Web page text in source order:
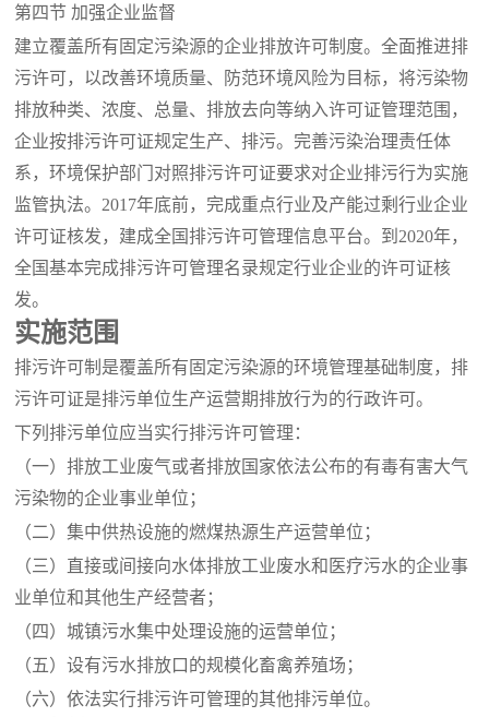
第四节 加强企业监督
建立覆盖所有固定污染源的企业排放许可制度。全面推进排
污许可，以改善环境质量、防范环境风险为目标，将污染物
排放种类、浓度、总量、排放去向等纳入许可证管理范围，
企业按排污许可证规定生产、排污。完善污染治理责任体
系，环境保护部门对照排污许可证要求对企业排污行为实施
监管执法。 2017年底前，完成重点行业及产能过剩行业企业
许可证核发，建成全国排污许可管理信息平台。到2020年，
全国基本完成排污许可管理名录规定行业企业的许可证核
发。
实施范围
排污许可制是覆盖所有固定污染源的环境管理基础制度，排
污许可证是排污单位生产运营期排放行为的行政许可。
下列排污单位应当实行排污许可管理：
（一）排放工业废气或者排放国家依法公布的有毒有害大气
污染物的企业事业单位；
（二）集中供热设施的燃煤热源生产运营单位；
（三）直接或间接向水体排放工业废水和医疗污水的企业事
业单位和其他生产经营者；
（四）城镇污水集中处理设施的运营单位；
（五）设有污水排放口的规模化畜禽养殖场；
（六）依法实行排污许可管理的其他排污单位。